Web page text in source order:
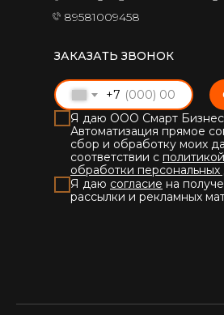
89581009458
+7
Я даю ООО Смарт Бизнес
Автоматизация прямое
сбор и обработку моих
соответствии с политикой
обработки
Я даю согласие на
рассылки и рекламных
ЗАКАЗАТЬ ЗВОНОК